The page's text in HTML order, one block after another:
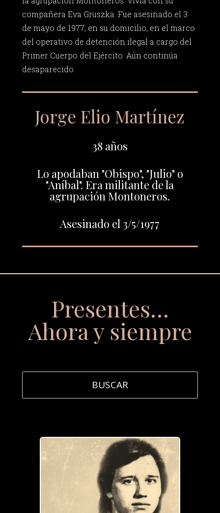
compañera Eva Gruszka. Fue asesinado el 3
de mayo de 1977, en su domicilio, en el marco
del operativo de detención ilegal a cargo del
Primer Cuerpo del Ejército. Aún continúa
desaparecido.
Jorge Elio Martínez
38 años
Lo apodaban "Obispo", "Julio" o
"Aníbal". Era militante de la
agrupación Montoneros.
Asesinado el 3/5/1977
Presentes…
Ahora y siempre